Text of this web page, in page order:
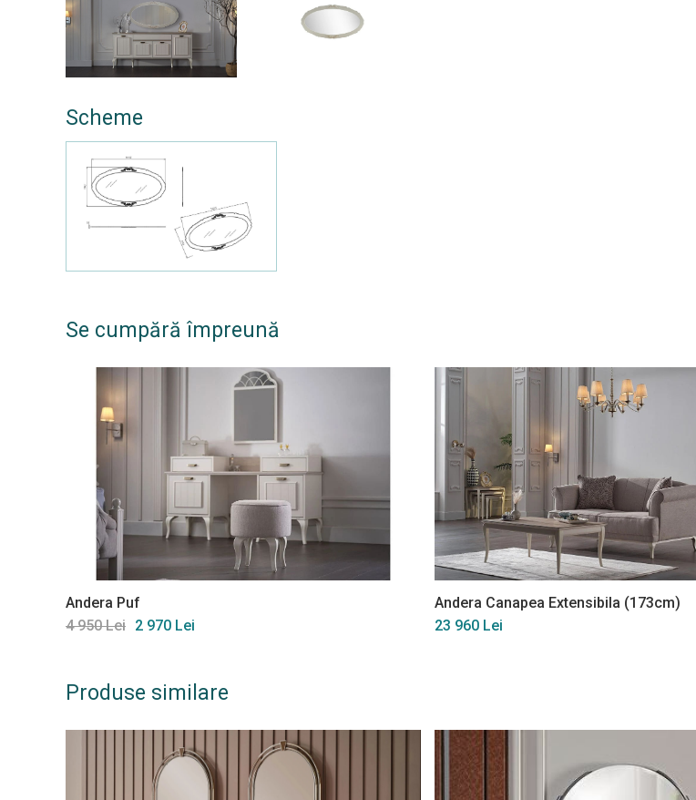
Scheme
Se cumpără împreună
Andera Puf
4 950 Lei 2 970 Lei
Andera Canapea Extensibila (173cm)
23 960 Lei
Produse similare